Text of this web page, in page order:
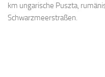
km ungarische Puszta,
Schwarzmeerstraßen.